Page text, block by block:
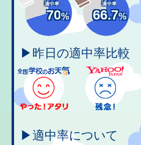
適中率
70%
適中率
66.7%
▶昨日の適中率比較
▶適中率について